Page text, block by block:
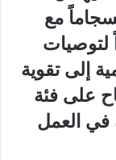
مع
لتوصيات
إلى تقوية
على فئة
في العمل